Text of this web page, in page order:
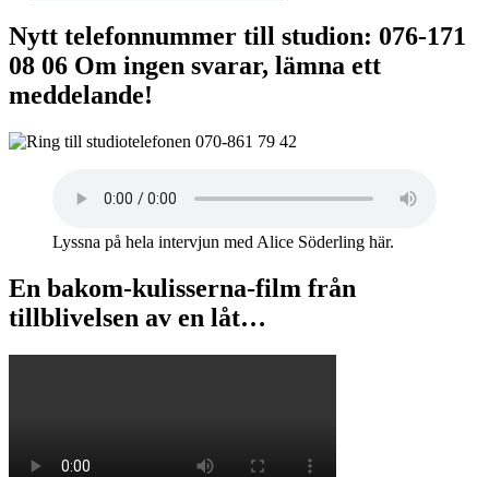
Nytt telefonnummer till studion: 076-171
08 06 Om ingen svarar, lämna ett
meddelande!
Lyssna på hela intervjun med Alice Söderling här.
En bakom-kulisserna-film från
tillblivelsen av en låt…